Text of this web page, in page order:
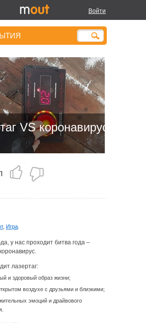
Войти
VS коронавирус
, Игра
у нас проходит битва года –
лазертаг:
и здоровый образ жизни;
воздухе с друзьями и близкими;
эмоций и драйвового